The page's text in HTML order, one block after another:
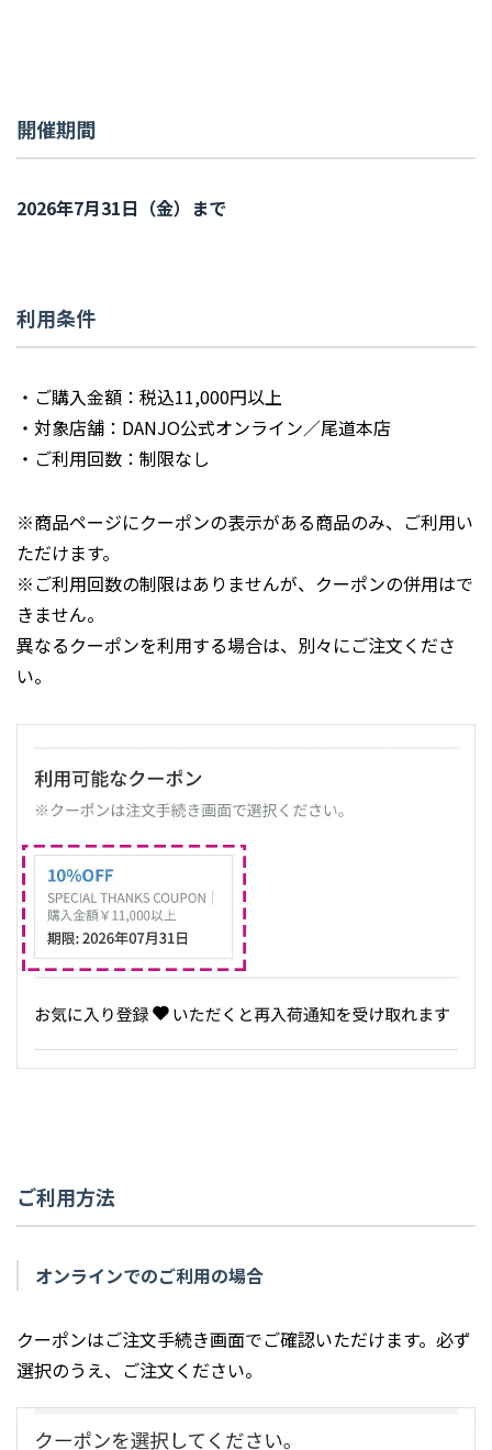
開催期間
2026年7月31日（金）まで
利用条件
・ご購入金額：税込11,000円以上
・対象店舗：DANJO公式オンライン／尾道本店
・ご利用回数：制限なし
※商品ページにクーポンの表示がある商品のみ、ご利用い
ただけます。
※ご利用回数の制限はありませんが、クーポンの併用はで
きません。
異なるクーポンを利用する場合は、別々にご注文くださ
い。
ご利用方法
オンラインでのご利用の場合
クーポンはご注文手続き画面でご確認いただけます。必ず
選択のうえ、ご注文ください。